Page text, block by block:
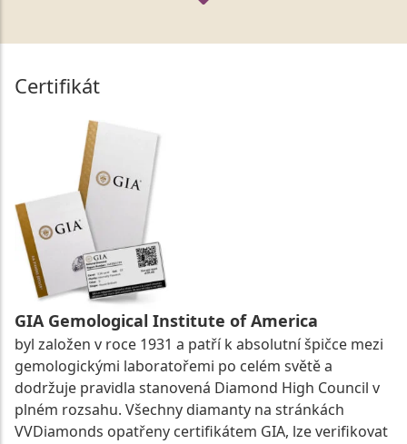
Certifikát
GIA Gemological Institute of America
byl založen v roce 1931 a patří k absolutní špičce mezi
gemologickými laboratořemi po celém světě a
dodržuje pravidla stanovená Diamond High Council v
plném rozsahu. Všechny diamanty na stránkách
VVDiamonds opatřeny certifikátem GIA, lze verifikovat